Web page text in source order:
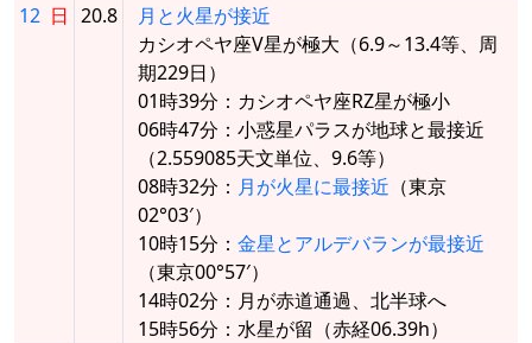
12 日 20.8
月と火星が接近
カシオペヤ座V星が極大（6.9～13.4等、周
期229日）
01時39分：カシオペヤ座RZ星が極小
06時47分：小惑星パラスが地球と最接近
（2.559085天文単位、9.6等）
08時32分： 月が火星に最接近 （東京
02°03′）
10時15分： 金星とアルデバランが最接近
（東京00°57′）
14時02分：月が赤道通過、北半球へ
15時56分：水星が留（赤経06.39h）